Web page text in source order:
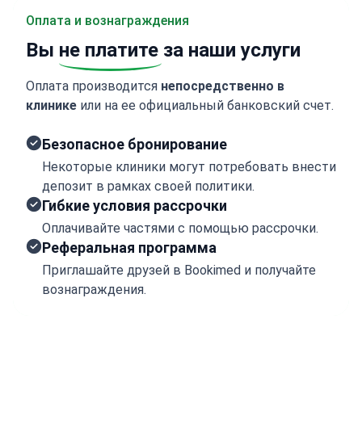
Оплата и вознаграждения
Вы не платите за наши услуги
Оплата производится непосредственно в
клинике или на ее официальный банковский счет.
Безопасное бронирование
Некоторые клиники могут потребовать внести
депозит в рамках своей политики.
Гибкие условия рассрочки
Оплачивайте частями с помощью рассрочки.
Реферальная программа
Приглашайте друзей в Bookimed и получайте
вознаграждения.